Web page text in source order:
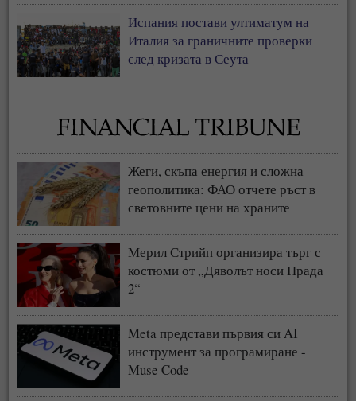
Испания постави ултиматум на
Италия за граничните проверки
след кризата в Сеута
Жеги, скъпа енергия и сложна
геополитика: ФАО отчете ръст в
световните цени на храните
Мерил Стрийп организира търг с
костюми от „Дяволът носи Прада
2“
Meta представи първия си AI
инструмент за програмиране -
Muse Code